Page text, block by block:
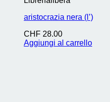
aristocrazia nera (l’)
CHF 28.00
Aggiungi al carrello